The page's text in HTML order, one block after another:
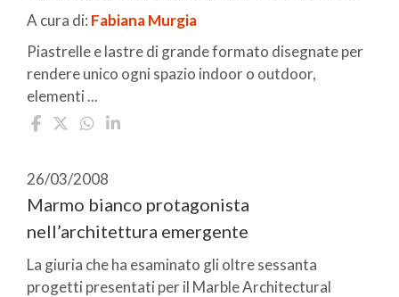
A cura di: Fabiana Murgia
Piastrelle e lastre di grande formato disegnate per
rendere unico ogni spazio indoor o outdoor,
elementi ...
26/03/2008
Marmo bianco protagonista
nell’architettura emergente
La giuria che ha esaminato gli oltre sessanta
progetti presentati per il Marble Architectural